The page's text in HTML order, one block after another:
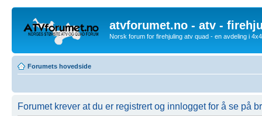
atvforumet.no - atv -
Norsk forum for firehjuling atv quad - en avdeling i
Forumets hovedside
Forumet krever at du er registrert og innlogget for å se på